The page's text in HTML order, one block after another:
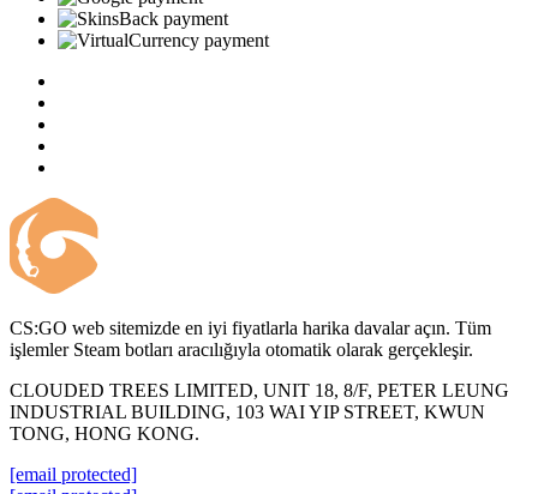
CS:GO web sitemizde en iyi fiyatlarla harika davalar açın. Tüm
işlemler Steam botları aracılığıyla otomatik olarak gerçekleşir.
CLOUDED TREES LIMITED, UNIT 18, 8/F, PETER LEUNG
INDUSTRIAL BUILDING, 103 WAI YIP STREET, KWUN
TONG, HONG KONG.
[email protected]